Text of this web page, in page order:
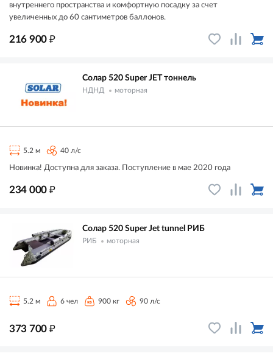
внутреннего пространства и комфортную посадку за счет
увеличенных до 60 сантиметров баллонов.
216 900 ₽
Солар 520 Super JET тоннель
НДНД моторная
5.2 м 40 л/с
Новинка! Доступна для заказа. Поступление в мае 2020 года
234 000 ₽
Солар 520 Super Jet tunnel РИБ
РИБ моторная
5.2 м 6 чел 900 кг 90 л/с
373 700 ₽